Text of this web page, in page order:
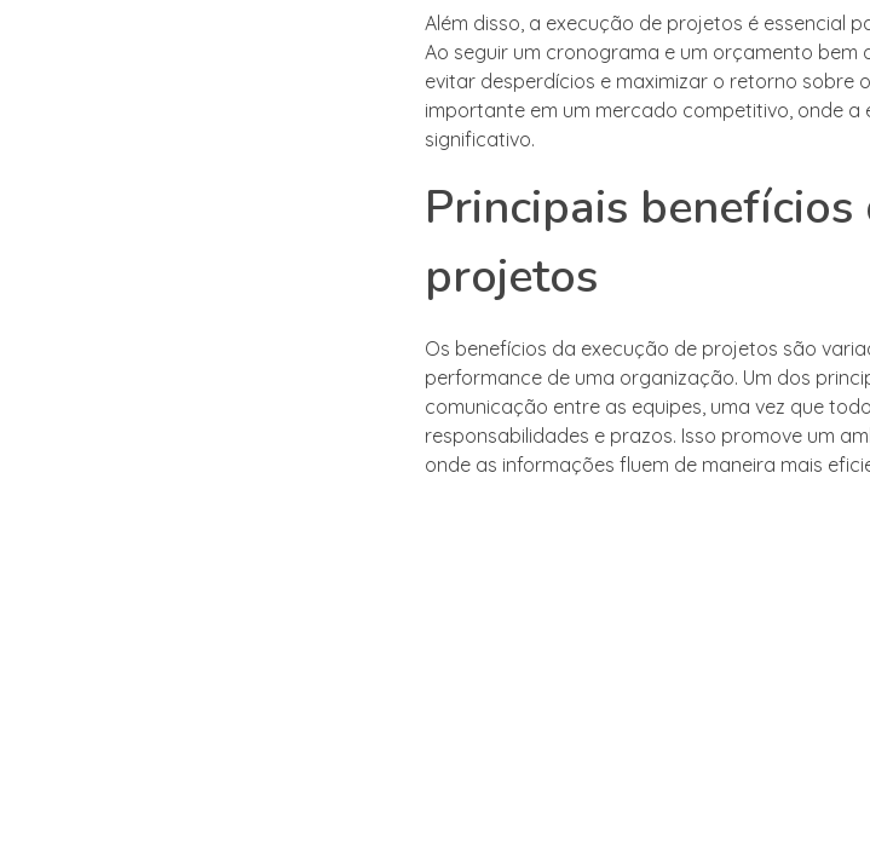
Além disso, a execução de projetos é essencial
Ao seguir um cronograma e um orçamento bem
evitar desperdícios e maximizar o retorno sobre
importante em um mercado competitivo, onde a
significativo.
Principais
projetos
Os benefícios da execução de projetos são
performance de uma organização. Um dos
comunicação entre as equipes, uma vez que
responsabilidades e prazos. Isso promove um
onde as informações fluem de maneira mais